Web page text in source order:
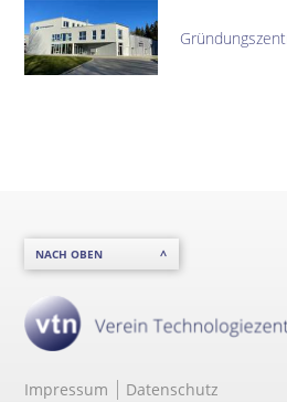
NACH OBEN
Impressum Datenschutz